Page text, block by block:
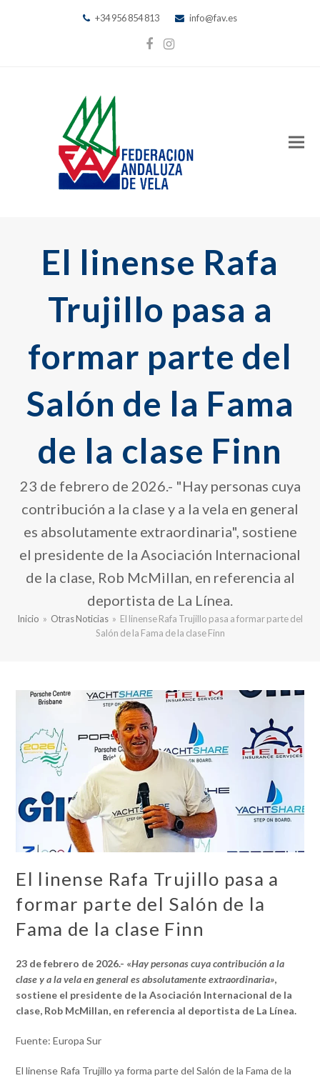
+34 956 854 813 info@fav.es
Facebook
Instagram
El linense Rafa
Trujillo pasa a
formar parte del
Salón de la Fama
de la clase Finn
23 de febrero de 2026.- "Hay personas cuya
contribución a la clase y a la vela en general
es absolutamente extraordinaria", sostiene
el presidente de la Asociación Internacional
de la clase, Rob McMillan, en referencia al
deportista de La Línea.
Inicio » Otras Noticias » El linense Rafa Trujillo pasa a formar parte del
Salón de la Fama de la clase Finn
El linense Rafa Trujillo pasa a
formar parte del Salón de la
Fama de la clase Finn
23 de febrero de 2026.- «Hay personas cuya contribución a la
clase y a la vela en general es absolutamente extraordinaria»,
sostiene el presidente de la Asociación Internacional de la
clase, Rob McMillan, en referencia al deportista de La Línea.
Fuente: Europa Sur
El linense Rafa Trujillo ya forma parte del Salón de la Fama de la